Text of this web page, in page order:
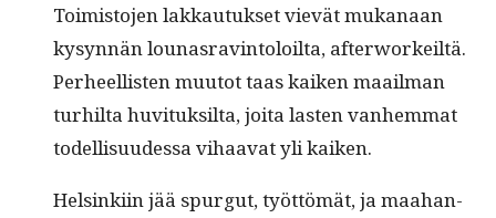
Toimis­to­jen lakkau­tuk­set vievät mukanaan
kysyn­nän lounas­rav­in­toloil­ta, after­workeiltä.
Per­heel­lis­ten muu­tot taas kaiken maail­man
turhil­ta huvi­tuk­sil­ta, joi­ta las­ten van­hem­mat
todel­lisu­udessa vihaa­vat yli kaiken.
Helsinki­in jää spurgut, työt­tömät, ja maa­han­